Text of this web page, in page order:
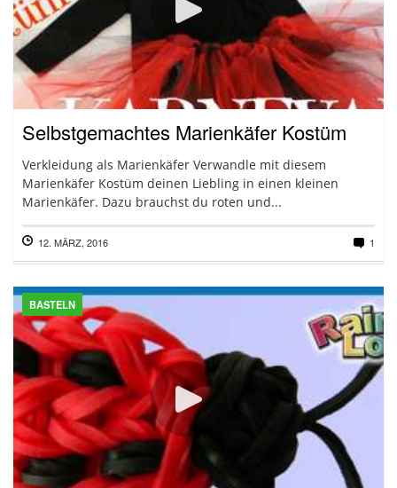
Selbstgemachtes Marienkäfer Kostüm
Verkleidung als Marienkäfer Verwandle mit diesem
Marienkäfer Kostüm deinen Liebling in einen kleinen
Marienkäfer. Dazu brauchst du roten und...
12. MÄRZ, 2016 1
BASTELN